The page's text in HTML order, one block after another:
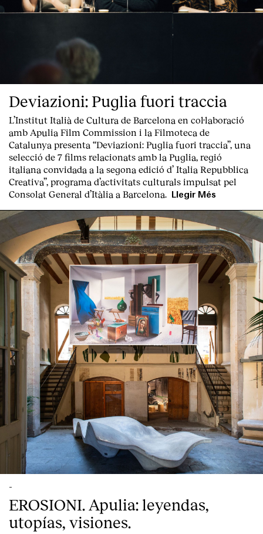
Contacte
Deviazioni: Puglia fuori traccia
L’Institut Italià de Cultura de Barcelona en col·laboració
amb Apulia Film Commission i la Filmoteca de
Catalunya presenta “Deviazioni: Puglia fuori traccia”, una
selecció de 7 films relacionats amb la Puglia, regió
italiana convidada a la segona edició d’ Italia Repubblica
Creativa”, programa d’activitats culturals impulsat pel
Consolat General d’Itàlia a Barcelona.
Llegir Més
-
EROSIONI. Apulia: leyendas,
utopías, visiones.